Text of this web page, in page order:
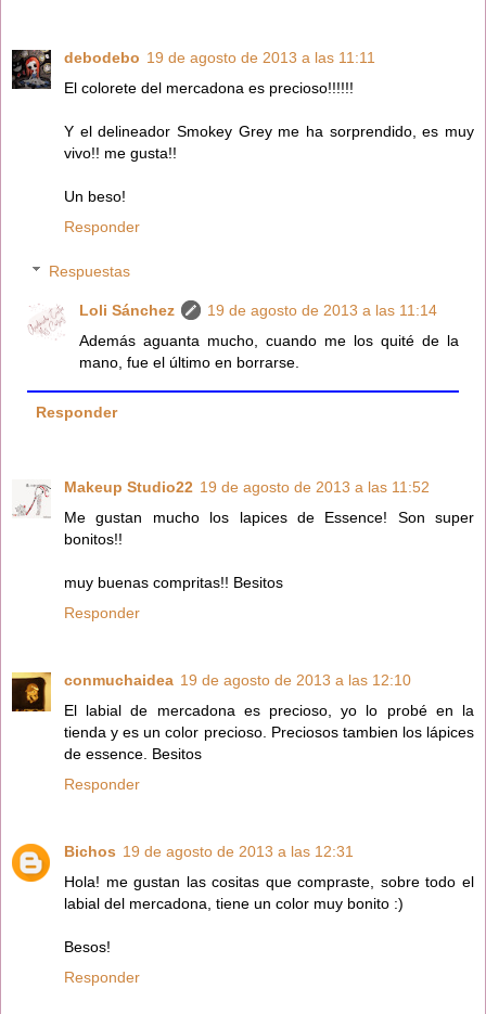
debodebo 19 de agosto de 2013 a las 11:11
El colorete del mercadona es precioso!!!!!!
Y el delineador Smokey Grey me ha sorprendido, es muy
vivo!! me gusta!!
Un beso!
Responder
Respuestas
Loli Sánchez
19 de agosto de 2013 a las 11:14
Además aguanta mucho, cuando me los quité de la
mano, fue el último en borrarse.
Responder
Makeup Studio22 19 de agosto de 2013 a las 11:52
Me gustan mucho los lapices de Essence! Son super
bonitos!!
muy buenas compritas!! Besitos
Responder
conmuchaidea 19 de agosto de 2013 a las 12:10
El labial de mercadona es precioso, yo lo probé en la
tienda y es un color precioso. Preciosos tambien los lápices
de essence. Besitos
Responder
Bichos 19 de agosto de 2013 a las 12:31
Hola! me gustan las cositas que compraste, sobre todo el
labial del mercadona, tiene un color muy bonito :)
Besos!
Responder